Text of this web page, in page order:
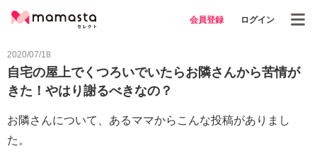
会員登録 ログイン
2020/07/18
自宅の屋上でくつろいでいたらお隣さんから苦情が
きた！やはり謝るべきなの？
お隣さんについて、あるママからこんな投稿がありまし
た。